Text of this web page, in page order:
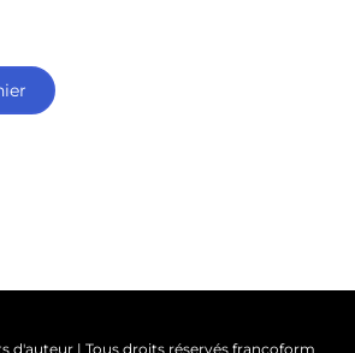
d'auteur | Tous droits réservés francoform